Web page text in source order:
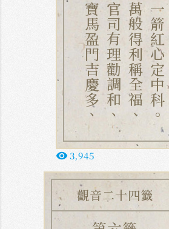
寶馬盈門吉慶多、官司有理勸調和、萬般得利稱全福、一箭紅心定中科。
remove_red_eye 3,945
觀音二十四籤